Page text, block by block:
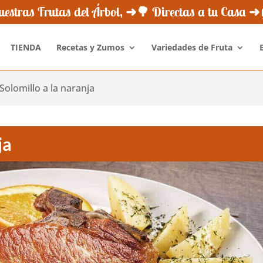
Frutas del Árbol, ➜🌳 Directas a tu Casa
¿Quiénes Somos? Novedades Newsletter
TIENDA Recetas y Zumos Variedades de Fruta
Solomillo a la naranja